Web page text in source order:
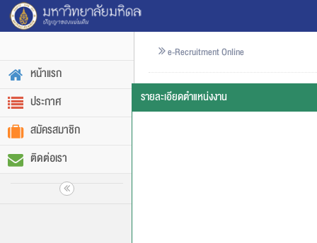
หน้าแรก
ประกาศ
สมัครสมาชิก
ติดต่อเรา
e-Recruitment Online
รายละเอียดตำแหน่งงาน